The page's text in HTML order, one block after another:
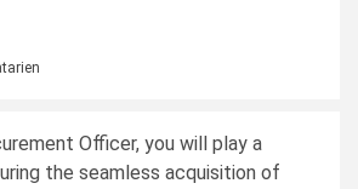
Officer, you will play a
the seamless acquisition of